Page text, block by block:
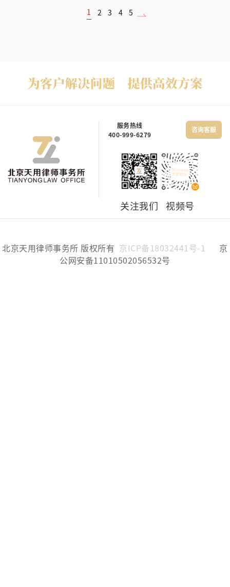
1 2 3 4 5
服务热线
400-999-6279
咨询客服
关注我们 视频号
北京天用律师事务所 版权所有 京ICP备18032441号-1
京
公网安备11010502056532号